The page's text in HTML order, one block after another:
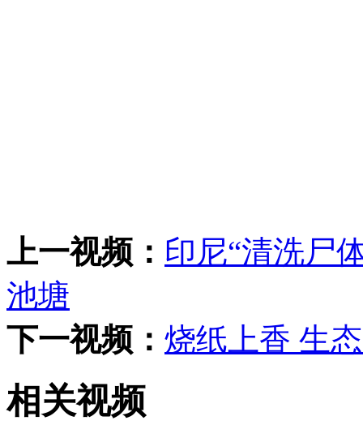
上一视频： 印尼“清洗尸
池塘
下一视频： 烧纸上香 生
相关视频